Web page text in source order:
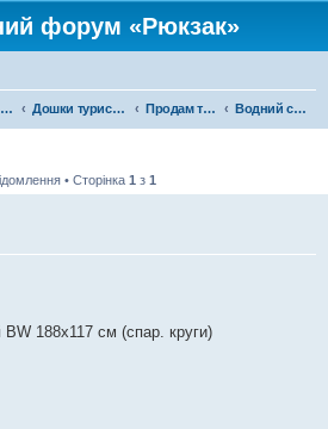
форум «Рюкзак»
Туристичний форум «Рюкзак» Дошки туристичних оголошень Продам туристичне спорядження Водний спорт
• Сторінка 1 з 1
BW 188х117 см (спар. круги)